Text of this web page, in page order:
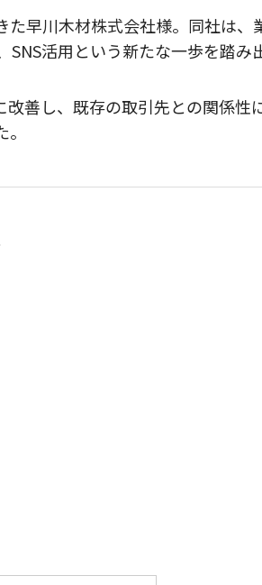
早川木材株式会社様。同社は、
活用という新たな一歩を踏み
善し、既存の取引先との関係性